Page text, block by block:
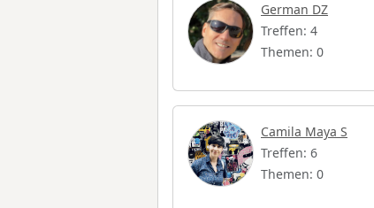
German DZ
Treffen: 4
Themen: 0
Camila Maya S
Treffen: 6
Themen: 0